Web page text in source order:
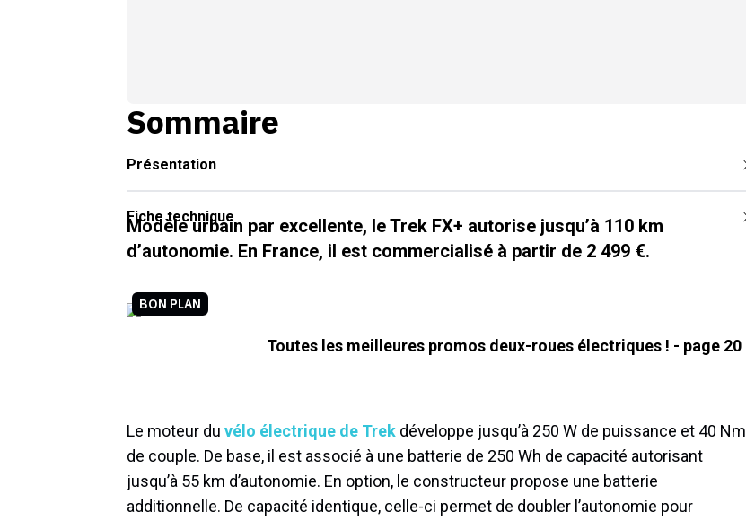
Sommaire
Présentation
Fiche technique
Modèle urbain par excellente, le Trek FX+ autorise jusqu’à 110 km
d’autonomie. En France, il est commercialisé à partir de 2 499 €.
BON PLAN
Toutes les meilleures promos deux-roues électriques ! - page 20
Le moteur du vélo électrique de Trek développe jusqu’à 250 W de puissance et 40 Nm
de couple. De base, il est associé à une batterie de 250 Wh de capacité autorisant
jusqu’à 55 km d’autonomie. En option, le constructeur propose une batterie
additionnelle. De capacité identique, celle-ci permet de doubler l’autonomie pour